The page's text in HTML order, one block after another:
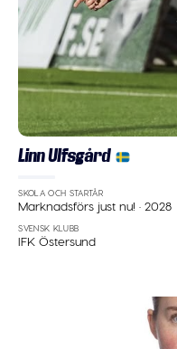
Linn Ulfsgård
SKOLA OCH STARTÅR
Marknadsförs just nu!·2028
SVENSK KLUBB
IFK Östersund